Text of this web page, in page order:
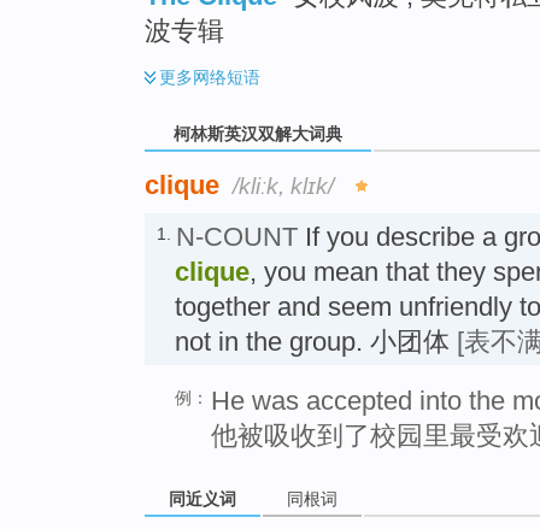
波专辑
更多网络短语
柯林斯英汉双解大词典
clique /kliːk, klɪk/
1. N-COUNT If you describe a
clique, you mean that they
together and seem unfriendly
not in the group. 小团体 [表不
例： He was accepted into the
他被吸收到了校园里最受欢
同近义词 同根词